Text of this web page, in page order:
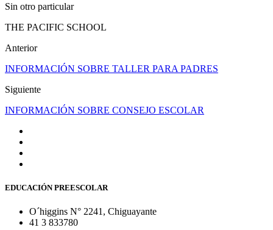
Sin otro particular
THE PACIFIC SCHOOL
Anterior
INFORMACIÓN SOBRE TALLER PARA PADRES
Siguiente
INFORMACIÓN SOBRE CONSEJO ESCOLAR
EDUCACIÓN PREESCOLAR
O´higgins N° 2241, Chiguayante
41 3 833780